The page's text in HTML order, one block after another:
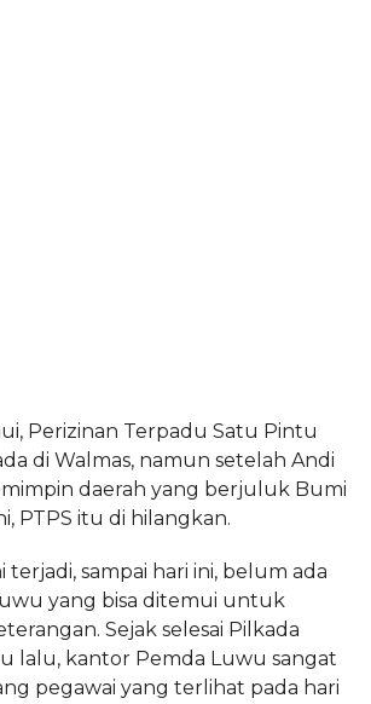
Perizinan Terpadu Satu Pintu
di Walmas, namun setelah Andi
daerah yang berjuluk Bumi
PTPS itu di hilangkan.
terjadi, sampai hari ini, belum ada
yang bisa ditemui untuk
Sejak selesai Pilkada
lalu, kantor Pemda Luwu sangat
pegawai yang terlihat pada hari